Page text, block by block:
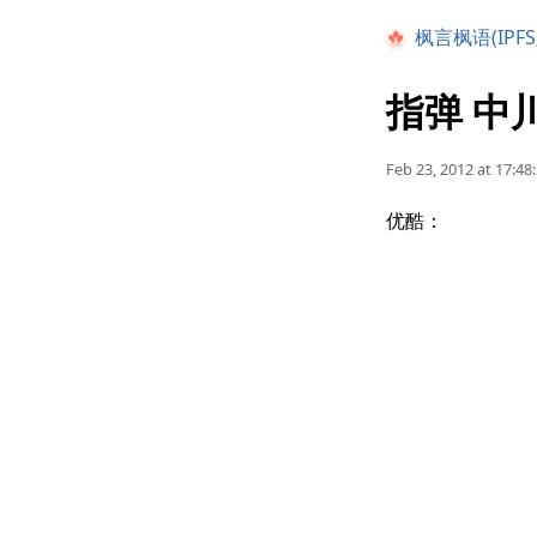
枫言枫语
指弹 中
Feb 23, 2012 at
优酷：